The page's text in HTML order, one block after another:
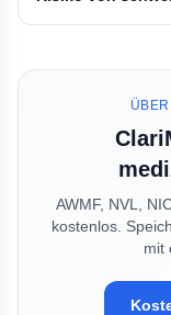
AWMF, NVL,
kostenlos.
mit